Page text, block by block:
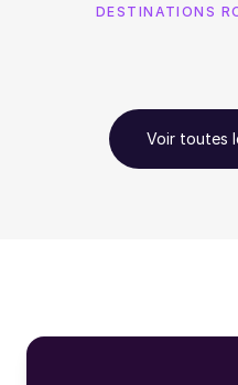
DESTINATIONS
Voir toutes